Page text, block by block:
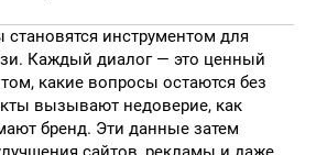
становятся инструментом для
Каждый диалог — это ценный
какие вопросы остаются без
вызывают недоверие, как
бренд. Эти данные затем